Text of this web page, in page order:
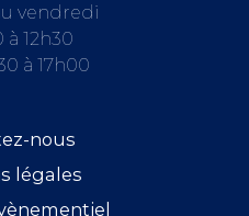
vendredi
12h30
à 17h00
nous
légales